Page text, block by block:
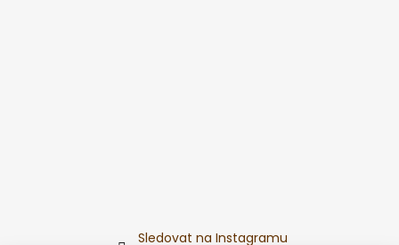
Sledovat na Instagramu